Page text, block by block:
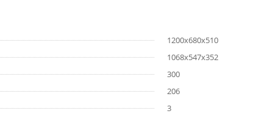
1200x680x510
1068x547x352
300
206
3